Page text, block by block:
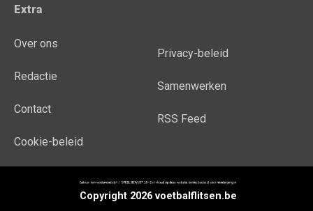
Extra
Over ons
Redactie
Contact
Cookie-beleid
Privacy-beleid
Samenwerken
RSS Feed
Copyright 2026 voetbalflitsen.be